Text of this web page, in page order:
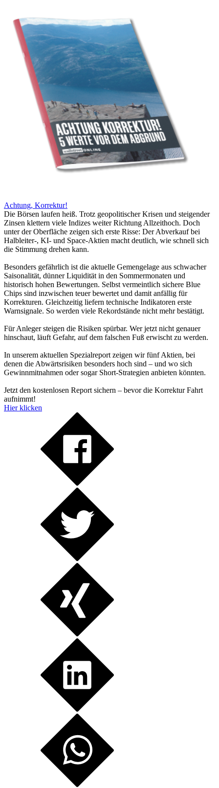
Achtung, Korrektur!
Die Börsen laufen heiß. Trotz geopolitischer Krisen und steigender
Zinsen klettern viele Indizes weiter Richtung Allzeithoch. Doch
unter der Oberfläche zeigen sich erste Risse: Der Abverkauf bei
Halbleiter-, KI- und Space-Aktien macht deutlich, wie schnell sich
die Stimmung drehen kann.
Besonders gefährlich ist die aktuelle Gemengelage aus schwacher
Saisonalität, dünner Liquidität in den Sommermonaten und
historisch hohen Bewertungen. Selbst vermeintlich sichere Blue
Chips sind inzwischen teuer bewertet und damit anfällig für
Korrekturen. Gleichzeitig liefern technische Indikatoren erste
Warnsignale. So werden viele Rekordstände nicht mehr bestätigt.
Für Anleger steigen die Risiken spürbar. Wer jetzt nicht genauer
hinschaut, läuft Gefahr, auf dem falschen Fuß erwischt zu werden.
In unserem aktuellen Spezialreport zeigen wir fünf Aktien, bei
denen die Abwärtsrisiken besonders hoch sind – und wo sich
Gewinnmitnahmen oder sogar Short-Strategien anbieten könnten.
Jetzt den kostenlosen Report sichern – bevor die Korrektur Fahrt
aufnimmt!
Hier klicken